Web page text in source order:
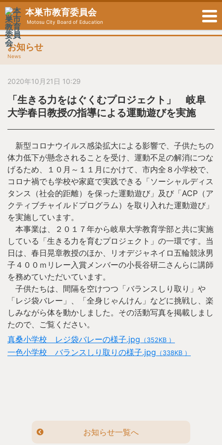
本巣市教育委員会
Motosu City Board of Education
お知らせ
News
2020年10月21日 10:29
「生きる力をはぐくむプロジェクト」 岐阜
大学春日教授の指導による運動遊びを実施
新型コロナウイルス感染拡大による影響で、子供たちの
体力低下が懸念されることを受け、運動不足の解消につな
げるため、１０月～１１月にかけて、市内全８小学校で、
コロナ禍でも学校や家庭で実践できる「ソーシャルディス
タンス（社会的距離）を保った運動遊び」及び「ACP（ア
クティブチャイルドプログラム）を取り入れた運動遊び」
を実施しています。
本事業は、２０１７年から岐阜大学教育学部と共に実施
している「生きる力を育むプロジェクト」の一環です。当
日は、春日晃章教授のほか、リオデジャネイロ五輪競泳男
子４００ｍリレー入賞メンバーの小長谷研二さんらに講師
を務めていただいています。
子供たちは、間隔を空けつつ「バランスしり取り」や
「レジ袋バレー」、「全身じゃんけん」などに挑戦し、楽
しみながら体を動かしました。その活動写真を掲載しまし
たので、ご覧ください。
真桑小学校 レジ袋バレーの様子.jpg （352KB ）
一色小学校 バランスしり取りの様子.jpg （338KB ）
お知らせ一覧へ